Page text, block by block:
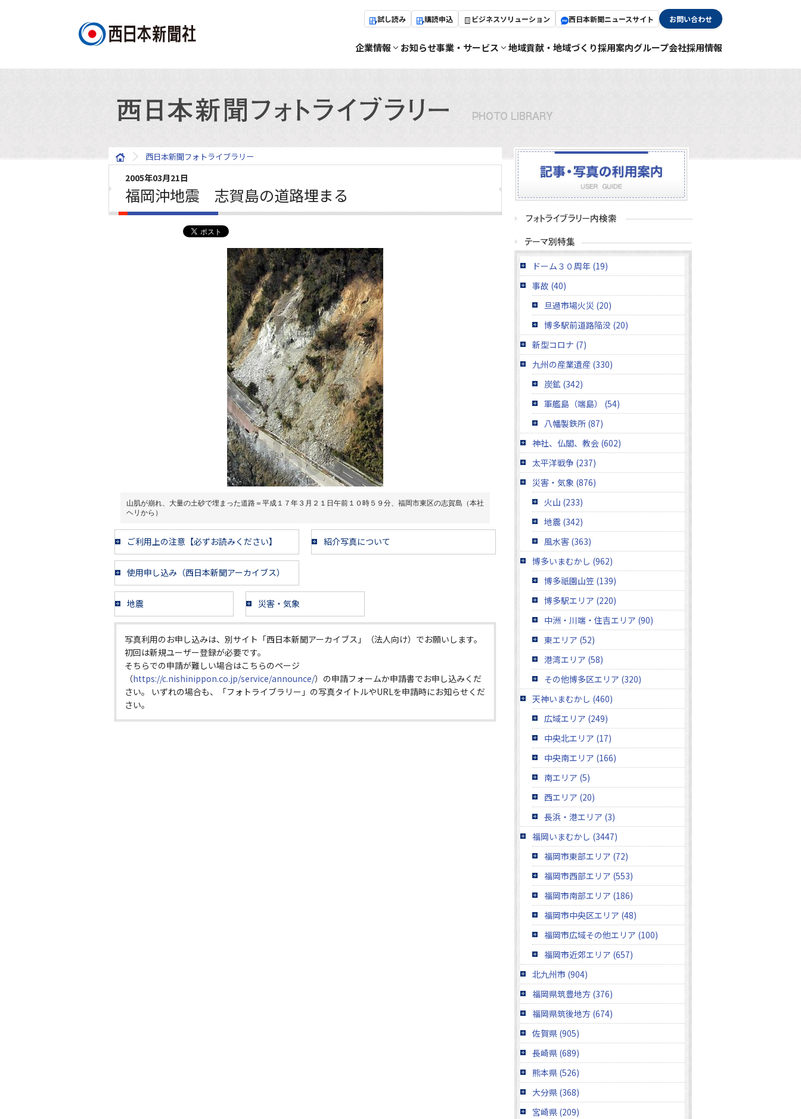
試し読み 購読申込 ビジネスソリューション 西日本新聞ニュースサイト お問い合わせ
企業情報 お知らせ事業・サービス 地域貢献・地域づくり採用案内グループ会社採用情報
西日本新聞フォトライブラリー
2005年03月21日
福岡沖地震 志賀島の道路埋まる
山肌が崩れ、大量の土砂で埋まった道路＝平成１７年３月２１日午前１０時５９分、福岡市東区の志賀島（本社
ヘリから）
ご利用上の注意【必ずお読みください】 紹介写真について
使用申し込み（西日本新聞アーカイブス）
地震 災害・気象
写真利用のお申し込みは、別サイト「西日本新聞アーカイブス」（法人向け）でお願いします。
初回は新規ユーザー登録が必要です。
そちらでの申請が難しい場合はこちらのページ
（https://c.nishinippon.co.jp/service/announce/）の申請フォームか申請書でお申し込みくだ
さい。 いずれの場合も、「フォトライブラリー」の写真タイトルやURLを申請時にお知らせくだ
さい。
ドーム３０周年 (19)
事故 (40)
旦過市場火災 (20)
博多駅前道路陥没 (20)
新型コロナ (7)
九州の産業遺産 (330)
炭鉱 (342)
軍艦島（端島） (54)
八幡製鉄所 (87)
神社、仏閣、教会 (602)
太平洋戦争 (237)
災害・気象 (876)
火山 (233)
地震 (342)
風水害 (363)
博多いまむかし (962)
博多祇園山笠 (139)
博多駅エリア (220)
中洲・川端・住吉エリア (90)
東エリア (52)
港湾エリア (58)
その他博多区エリア (320)
天神いまむかし (460)
広域エリア (249)
中央北エリア (17)
中央南エリア (166)
南エリア (5)
西エリア (20)
長浜・港エリア (3)
福岡いまむかし (3447)
福岡市東部エリア (72)
福岡市西部エリア (553)
福岡市南部エリア (186)
福岡市中央区エリア (48)
福岡市広域その他エリア (100)
福岡市近郊エリア (657)
北九州市 (904)
福岡県筑豊地方 (376)
福岡県筑後地方 (674)
佐賀県 (905)
長崎県 (689)
熊本県 (526)
大分県 (368)
宮崎県 (209)